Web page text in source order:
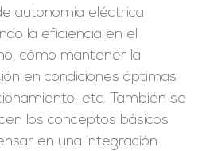
autonomía eléctrica
la eficiencia en el
cómo mantener la
en condiciones óptimas
etc. También se
los conceptos básicos
en una integración